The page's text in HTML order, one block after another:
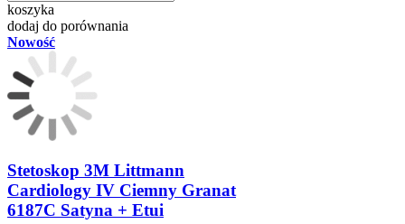
koszyka
dodaj do porównania
Nowość
Stetoskop 3M Littmann
Cardiology IV Ciemny Granat
6187C Satyna + Etui